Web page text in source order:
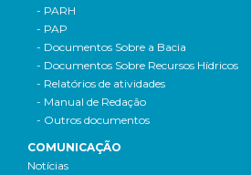
- PARH
- PAP
- Documentos Sobre a Bacia
- Documentos Sobre Recursos Hídricos
- Relatórios de atividades
- Manual de Redação
- Outros documentos
COMUNICAÇÃO
Notícias